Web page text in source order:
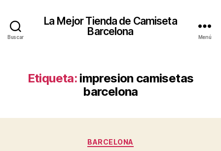
Buscar
La Mejor Tienda de Camiseta
Barcelona
Menú
Etiqueta: impresion camisetas
barcelona
Categorías
BARCELONA